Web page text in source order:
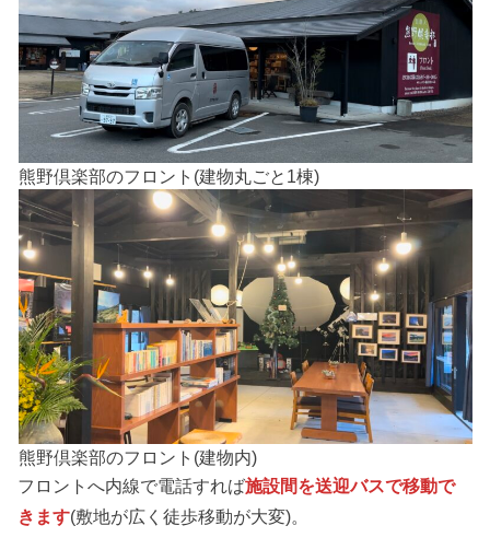
熊野倶楽部のフロント(建物丸ごと1棟)
熊野倶楽部のフロント(建物内)
フロントへ内線で電話すれば施設間を送迎バスで移動で
きます(敷地が広く徒歩移動が大変)。